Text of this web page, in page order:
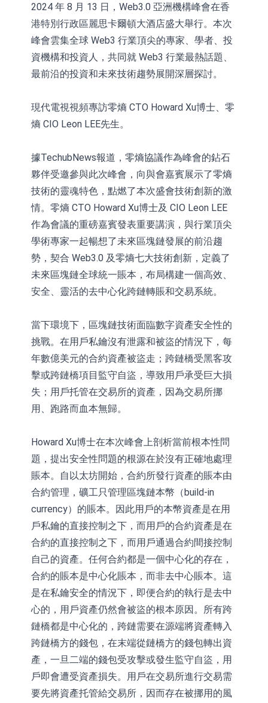
統工程股權(02902.HK)漲+231.25%，
中國智能健康(00348.HK)漲+133.33%
【異動股】鎢板塊拉升，中鎢高新
(000657.CN)漲7.24%
【異動股】昨日打二板以上表現板塊
拉升，欣天科技(300615.CN)漲
19.97%
【異動股】港股跌幅榜前十，天瑞汽
車内飾(06162.HK)跌18.00%，德信服
務集團(02215.HK)跌16.33%
和光智成完成天使輪數千萬融資
10年期港元特區政府機構債券將於
2026年8月12日透過重開進行投標
2024 年 8 月 13 日，Web3.0 亞洲機構峰會在香
港特別行政區麗思卡爾頓大酒店盛大舉行。本次
峰會雲集全球 Web3 行業頂尖的專家、學者、投
資機構和投資人，共同就 Web3 行業最熱話題、
最前沿的投資和未來技術趨勢展開深層探討。
現代電視視頻專訪零熵 CTO Howard Xu博士、零
熵 CIO Leon LEE先生。
據TechubNews報道，零熵協議作為峰會的鉆石
夥伴受邀參與此次峰會，向與會嘉賓展示了零熵
技術的靈魂特色，點燃了本次盛會技術創新的激
情。零熵 CTO Howard Xu博士及 CIO Leon LEE
作為會議的重磅嘉賓發表重要講演，與行業頂尖
學術專家一起暢想了未來區塊鏈發展的前沿趨
勢，契合 Web3.0 及零熵七大技術創新，定義了
未來區塊鏈全球統一賬本，布局構建一個高效、
安全、靈活的去中心化跨鏈轉賬和交易系統。
當下環境下，區塊鏈技術面臨數字資產安全性的
挑戰。在用戶私鑰沒有泄露和被盜的情況下，每
年數億美元的合約資產被盜走；跨鏈橋受黑客攻
擊或跨鏈橋項目監守自盜，導致用戶承受巨大損
失；用戶托管在交易所的資產，因為交易所挪
用、跑路而血本無歸。
Howard Xu博士在本次峰會上剖析當前根本性問
題，提出安全性問題的根源在於沒有正確地處理
賬本。自以太坊開始，合約所發行資產的賬本由
合約管理，礦工只管理區塊鏈本幣（build-in
currency）的賬本。因此用戶的本幣資產是在用
戶私鑰的直接控制之下，而用戶的合約資產是在
合約的直接控制之下，而用戶通過合約間接控制
自己的資產。任何合約都是一個中心化的存在，
合約的賬本是中心化賬本，而非去中心賬本。這
是在私鑰安全的情況下，即便合約的執行是去中
心的，用戶資產仍然會被盜的根本原因。所有跨
鏈橋都是中心化的，跨鏈需要在源端將資產轉入
跨鏈橋方的錢包，在末端從鏈橋方的錢包轉出資
產，一旦二端的錢包受攻擊或發生監守自盜，用
戶即會遭受資產損失。用戶在交易所進行交易需
要先將資產托管給交易所，因而存在被挪用的風